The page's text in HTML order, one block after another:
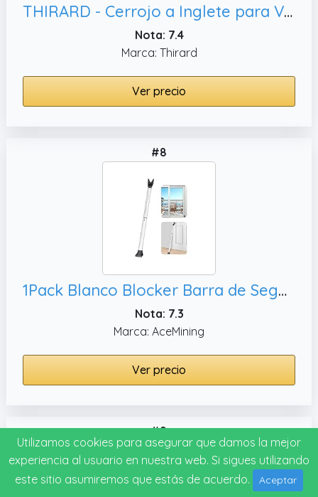
THIRARD - Cerrojo a Inglete para Ventana - Acero Zincado - Pestillo Redondo Deslizante 200 mm - Seguridad Doméstica - Instalación Fácil - Para Puertas y Ventanas - Gris
Nota: 7.4
Marca: Thirard
Ver precio
#8
1Pack Blanco Blocker Barra de Seguridad, Bloqueador de puerta
Nota: 7.3
Marca: AceMining
Ver precio
#9
Utilizamos cookies para asegurar que damos la mejor
experiencia al usuario en nuestra web. Si sigues utilizando
este sitio asumiremos que estás de acuerdo.
Aceptar